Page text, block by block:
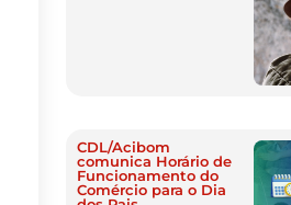
CDL/Acibom
comunica Horário de
Funcionamento do
Comércio para o Dia